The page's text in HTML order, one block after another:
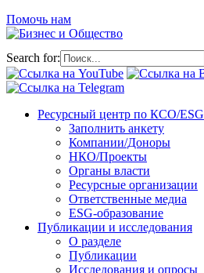
Помочь нам
Search for:
Перейти
содержимому
Ресурсный центр по КСО/ESG
Заполнить анкету
Компании/Доноры
НКО/Проекты
Органы власти
Ресурсные организации
Ответственные медиа
ESG-образование
Публикации и исследования
О разделе
Публикации
Исследования и опросы